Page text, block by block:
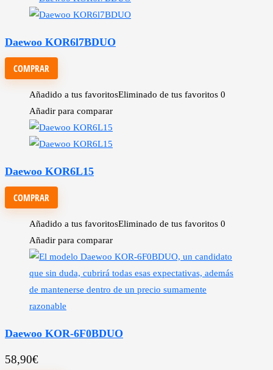
Daewoo KOR6l7BDUO
COMPRAR
Añadido a tus favoritosEliminado de tus favoritos 0
Añadir para comparar
Daewoo KOR6L15
COMPRAR
Añadido a tus favoritosEliminado de tus favoritos 0
Añadir para comparar
Daewoo KOR-6F0BDUO
58,90€